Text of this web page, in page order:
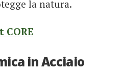
la natura.
in Acciaio